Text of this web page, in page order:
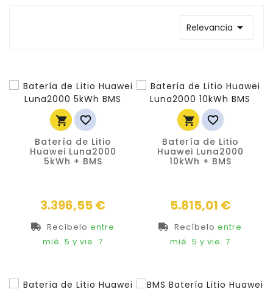
Relevancia 
 
Batería de Litio
Huawei Luna2000
5kWh + BMS
3.396,55 €
Recíbelo entre
mié. 5 y vie. 7
 
Batería de Litio
Huawei Luna2000
10kWh + BMS
5.815,01 €
Recíbelo entre
mié. 5 y vie. 7